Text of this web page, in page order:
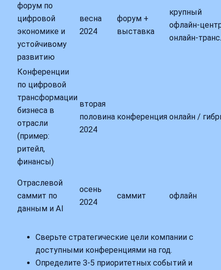
форум по
цифровой
экономике и
устойчивому
развитию
весна
2024
форум +
выставка
крупный
Конференции
по цифровой
трансформации
бизнеса в
отрасли
(пример:
ритейл,
финансы)
вторая
половина
2024
конференция онлайн /
Отраслевой
саммит по
данным и AI
осень
2024
саммит офлайн
Сверьте стратегические цели компании с
доступными конференциями на год.
Определите 3-5 приоритетных событий и